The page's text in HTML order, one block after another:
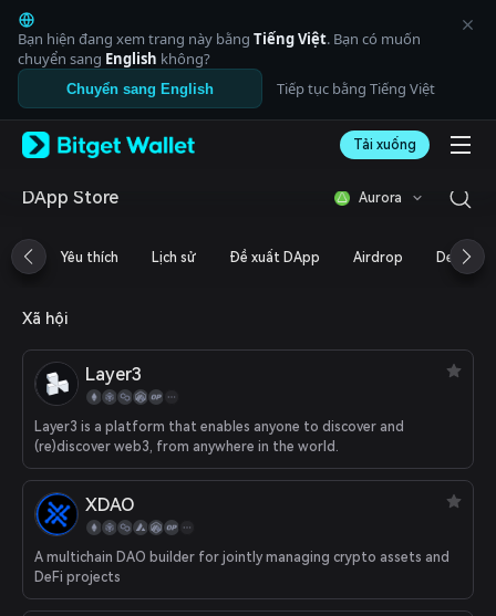
English
日本語
Tiếng Việt
Русский
Español (Latinoamérica)
Italiano
Deutsch
繁體中文
Português (Portugal)
ภาษาไทย
हिन्दी
Español
Português (Brasil)
Español (Argentina)
Bạn hiện đang xem trang này bằng Tiếng Việt. Bạn có muốn
chuyển sang English không?
Chuyển sang English Tiếp tục bằng Tiếng Việt
Tải xuống
DApp Store Aurora
Yêu thích Lịch sử Đề xuất DApp Airdrop DeFi
Xã hội
Layer3
Layer3 is a platform that enables anyone to discover and
(re)discover web3, from anywhere in the world.
XDAO
A multichain DAO builder for jointly managing crypto assets and
DeFi projects